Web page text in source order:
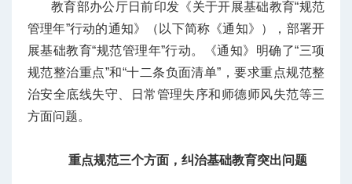
教育部办公厅日前印发《关于开展基础教育“规范
管理年”行动的通知》（以下简称《通知》），部署开
展基础教育“规范管理年”行动。《通知》明确了“三项
规范整治重点”和“十二条负面清单”，要求重点规范整
治安全底线失守、日常管理失序和师德师风失范等三
方面问题。
重点规范三个方面，纠治基础教育突出问题